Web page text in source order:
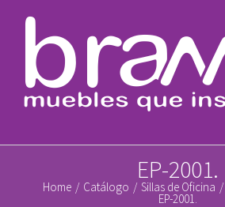
content
EP-2001.
Home / Catálogo / Sillas de Oficina /
EP-2001.